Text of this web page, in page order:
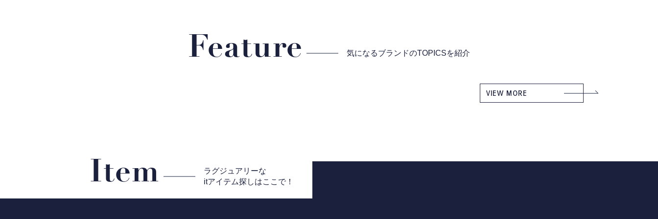
Feature 気になるブランドのTOPICSを紹介
VIEW MORE
Item
ラグジュアリーな
itアイテム探しはここで！